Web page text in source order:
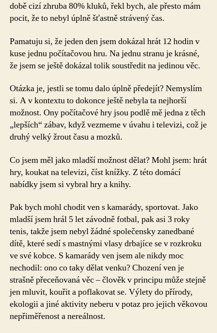
době cizí zhruba 80% kluků, řekl bych, ale přesto mám
pocit, že to nebyl úplně šťastně strávený čas.
Pamatuju si, že jeden den jsem dokázal hrát 12 hodin v
kuse jednu počítačovou hru. Na jednu stranu je krásné,
že jsem se ještě dokázal tolik soustředit na jedinou věc.
Otázka je, jestli se tomu dalo úplně předejít? Nemyslím
si. A v kontextu to dokonce ještě nebyla ta nejhorší
možnost. Ony počítačové hry jsou podlě mě jedna z těch
„lepších“ zábav, když vezmeme v úvahu i televizi, což je
druhý velký žrout času a mozků.
Co jsem měl jako mladší možnost dělat? Mohl jsem: hrát
hry, koukat na televizi, číst knížky. Z této domácí
nabídky jsem si vybral hry a knihy.
Pak bych mohl chodit ven s kamarády, sportovat. Jako
mladší jsem hrál 5 let závodně fotbal, pak asi 3 roky
tenis, takže jsem nebyl žádné společensky zanedbané
dítě, které sedí s mastnými vlasy drbajíce se v rozkroku
ve své kobce. S kamarády ven jsem ale nikdy moc
nechodil: ono co taky dělat venku? Chození ven je
strašně přeceňovaná věc – člověk v principu může stejně
jen mluvit, kouřit a poflakovat se. Výlety do přírody,
ekologii a jiné aktivity neberu v potaz pro jejich věkovou
nepřiměřenost a nereálnost.